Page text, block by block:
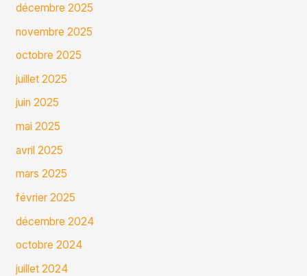
décembre 2025
novembre 2025
octobre 2025
juillet 2025
juin 2025
mai 2025
avril 2025
mars 2025
février 2025
décembre 2024
octobre 2024
juillet 2024